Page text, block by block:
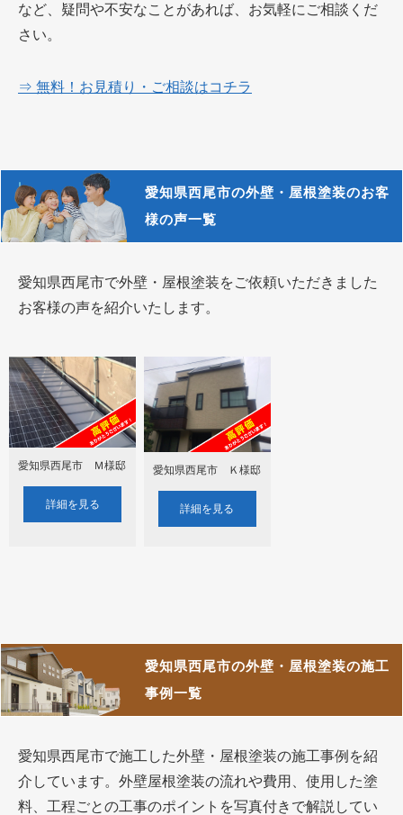
など、疑問や不安なことがあれば、お気軽にご相談くだ
さい。
⇒ 無料！お見積り・ご相談はコチラ
愛知県西尾市の外壁・屋根塗装のお客
様の声一覧
愛知県西尾市で外壁・屋根塗装をご依頼いただきました
お客様の声を紹介いたします。
愛知県西尾市 Ｍ様邸
詳細を見る
愛知県西尾市 Ｋ様邸
詳細を見る
愛知県西尾市の外壁・屋根塗装の施工
事例一覧
愛知県西尾市で施工した外壁・屋根塗装の施工事例を紹
介しています。外壁屋根塗装の流れや費用、使用した塗
料、工程ごとの工事のポイントを写真付きで解説してい